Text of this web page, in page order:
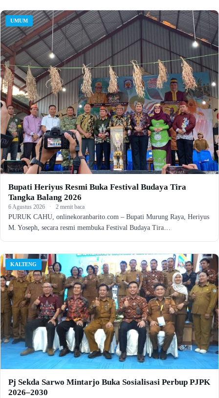
UMUM
Bupati Heriyus Resmi Buka Festival Budaya Tira
Tangka Balang 2026
6 Agustus 2026 · 2 menit baca
PURUK CAHU, onlinekoranbarito.com – Bupati Murung Raya, Heriyus
M. Yoseph, secara resmi membuka Festival Budaya Tira…
KALTENG
Pj Sekda Sarwo Mintarjo Buka Sosialisasi Perbup PJPK
2026–2030